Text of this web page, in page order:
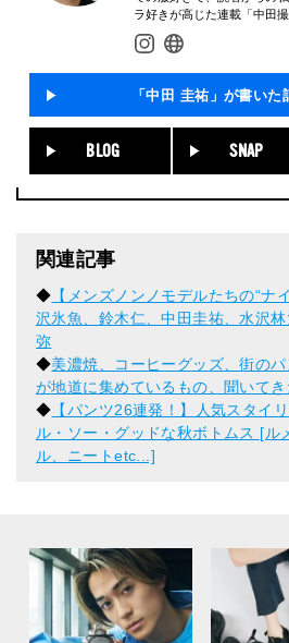
ラ好きが高じた連載「中田撮
「中田 圭祐」が書いた
BLOG SNAP
関連記事
◆ 【メンズノンノモデルたちの“
沢氷魚、鈴木仁、中田圭祐、水沢
弥
◆美濃焼、コーヒーグッズ、街の
が地道に集めているもの、聞いてき
◆ 【パンツ26連発！】人気スタイ
ル・ソー・グッドな秋ボトムス [ル
ル、ニートetc...]